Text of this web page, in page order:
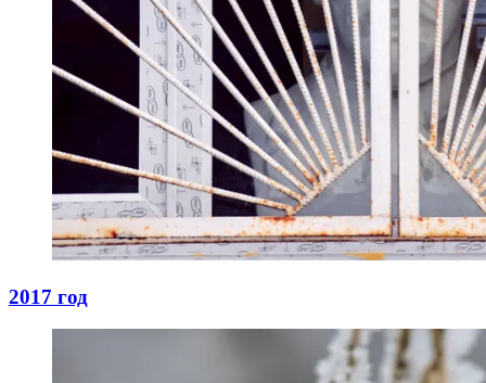
2017 год